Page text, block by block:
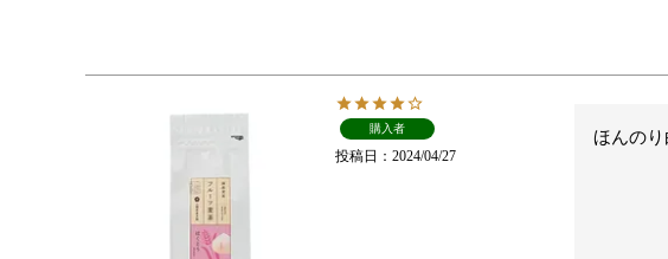
購入者
投稿日 2024/04/27
ほんのり